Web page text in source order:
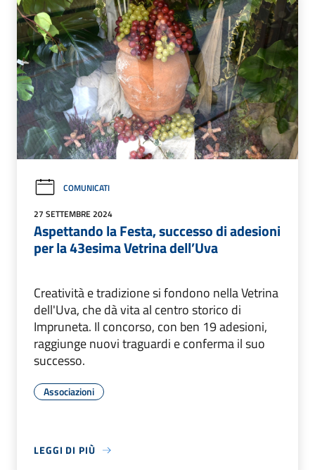
COMUNICATI
27 SETTEMBRE 2024
Aspettando la Festa, successo di adesioni
per la 43esima Vetrina dell’Uva
Creatività e tradizione si fondono nella Vetrina
dell'Uva, che dà vita al centro storico di
Impruneta. Il concorso, con ben 19 adesioni,
raggiunge nuovi traguardi e conferma il suo
successo.
Associazioni
LEGGI DI PIÙ